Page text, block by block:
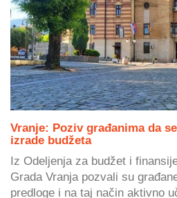
Vranje: Poziv građanima da
izrade budžeta
Iz Odeljenja za budžet i
Grada Vranja pozvali su
predloge i na taj način aktivno